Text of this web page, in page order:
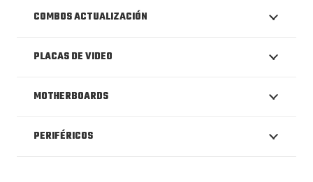
COMBOS ACTUALIZACIÓN
PLACAS DE VIDEO
MOTHERBOARDS
PERIFÉRICOS